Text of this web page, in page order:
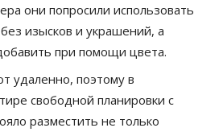
они попросили использовать
изысков и украшений, а
при помощи цвета.
удаленно, поэтому в
свободной планировки с
разместить не только